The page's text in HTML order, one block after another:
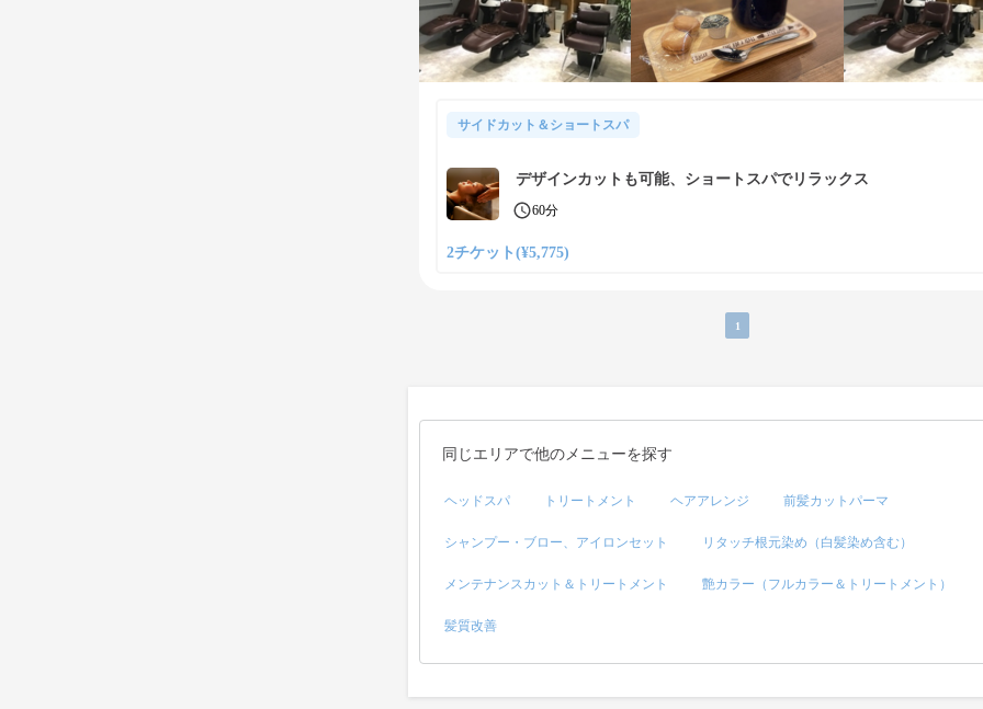
サイドカット＆ショートスパ
デザインカットも可能、ショートスパでリラックス
60分
2チケット(¥5,775)
1
同じエリアで他のメニューを探す
ヘッドスパ トリートメント ヘアアレンジ 前髪カットパーマ
シャンプー・ブロー、アイロンセット リタッチ根元染め（白髪染め含む）
メンテナンスカット＆トリートメント 艶カラー（フルカラー＆トリートメント）
髪質改善